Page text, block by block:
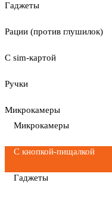
Гаджеты
Рации (против глушилок)
С sim-картой
Ручки
Микрокамеры
Микрокамеры
С кнопкой-пищалкой
Гаджеты